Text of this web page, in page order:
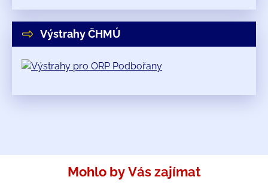
Výstrahy ČHMÚ
Mohlo by Vás zajímat